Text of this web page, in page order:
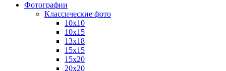
Фотографии
Классические фото
10х10
10х15
13х18
15х15
15х20
20х20